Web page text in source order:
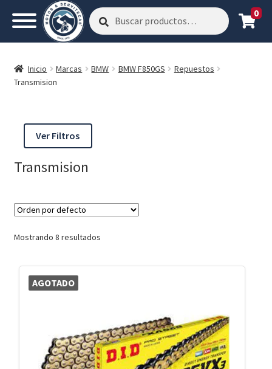
Buscar
por:
Buscar 0
Inicio Marcas BMW BMW F850GS
Repuestos
Transmision
Ver Filtros
Transmision
Mostrando 8 resultados
AGOTADO